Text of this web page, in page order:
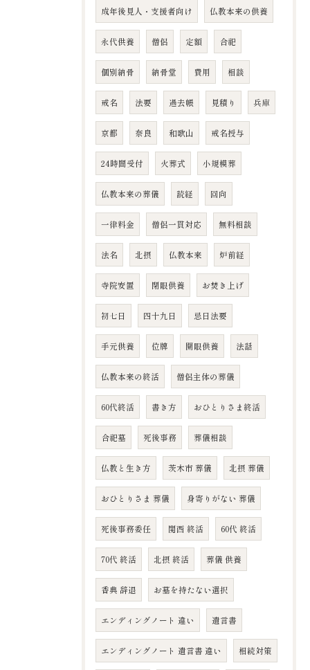
成年後見人・支援者向け 仏教本来の供養
永代供養 僧侶 定額 合祀
個別納骨 納骨堂 費用 相談
戒名 法要 過去帳 見積り 兵庫
京都 奈良 和歌山 戒名授与
24時間受付 火葬式 小規模葬
仏教本来の葬儀 読経 回向
一律料金 僧侶一貫対応 無料相談
法名 北摂 仏教本来 炉前経
寺院安置 閉眼供養 お焚き上げ
初七日 四十九日 忌日法要
手元供養 位牌 開眼供養 法話
仏教本来の終活 僧侶主体の葬儀
60代終活 書き方 おひとりさま終活
合祀墓 死後事務 葬儀相談
仏教と生き方 茨木市 葬儀 北摂 葬儀
おひとりさま 葬儀 身寄りがない 葬儀
死後事務委任 関西 終活 60代 終活
70代 終活 北摂 終活 葬儀 供養
香典 辞退 お墓を持たない選択
エンディングノート 違い 遺言書
エンディングノート 遺言書 違い 相続対策